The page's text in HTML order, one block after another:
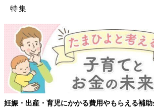
特集
妊娠・出産・育児にかかる費用やもらえる補